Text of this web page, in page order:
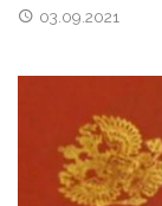
03.09.2021